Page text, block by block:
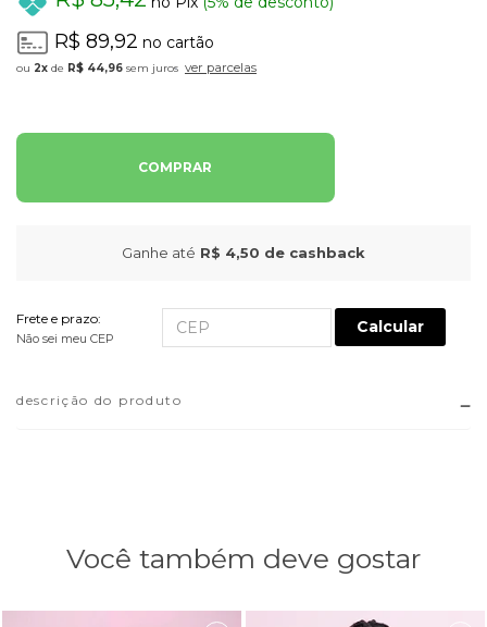
R$ 89,92 no cartão
2x de R$ 44,96 sem juros ver parcelas
COMPRAR
Ganhe até R$ 4,50 de cashback
Frete e prazo:
Não sei meu CEP
Calcular
descrição do produto
Você também deve gostar